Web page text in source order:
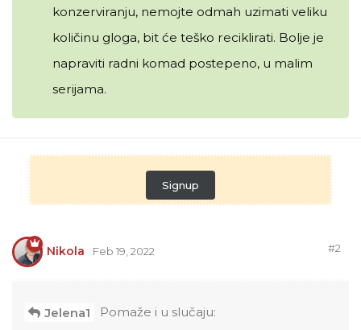
konzerviranju, nemojte odmah uzimati veliku
količinu gloga, bit će teško reciklirati. Bolje je
napraviti radni komad postepeno, u malim
serijama.
Signup
Nikola Feb 19, 2022 #2
Jelena1 Pomaže i u slučaju: